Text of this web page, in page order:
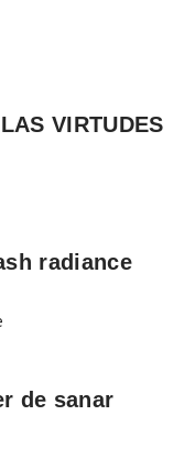
VIRTUDES
radiance
de sanar